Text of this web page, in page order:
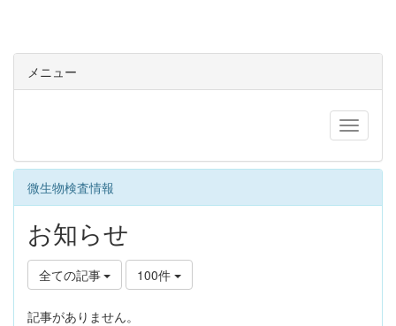
メニュー
微生物検査情報
お知らせ
全ての記事 100件
記事がありません。